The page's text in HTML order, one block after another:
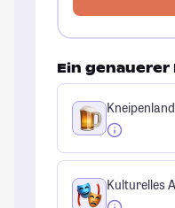
Ein genauerer
Kulturelles